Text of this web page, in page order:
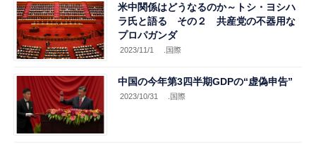
米中関係はどうなるのか～トシ・ヨシハ
ラ氏と語る その２ 共産党の不器用な
プロパガンダ
2023/11/1 .国際
中国の今年第3四半期GDPの“虚偽申告”
2023/10/31 .国際